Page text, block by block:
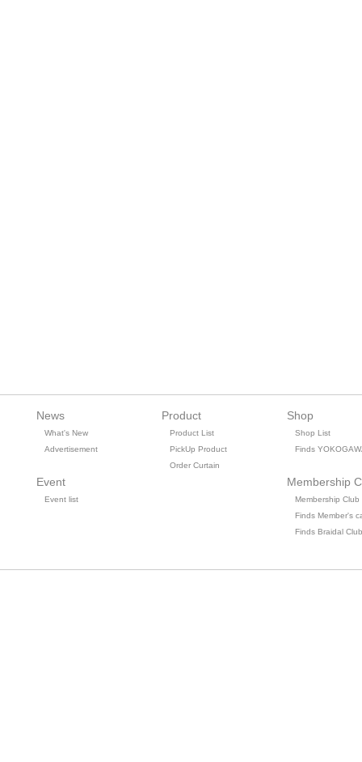
News
What's New
Advertisement
Event
Event list
Product
Product List
PickUp Product
Order Curtain
Shop
Shop List
Finds
Membership
Membership Club
Finds Member's
Finds Braidal Club